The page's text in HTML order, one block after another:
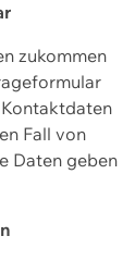
zukommen
Fall von
Daten geben